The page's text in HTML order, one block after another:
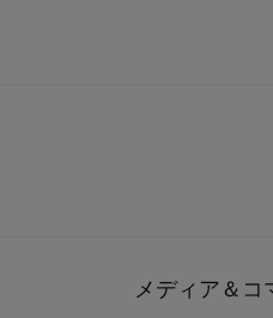
メディア＆コ